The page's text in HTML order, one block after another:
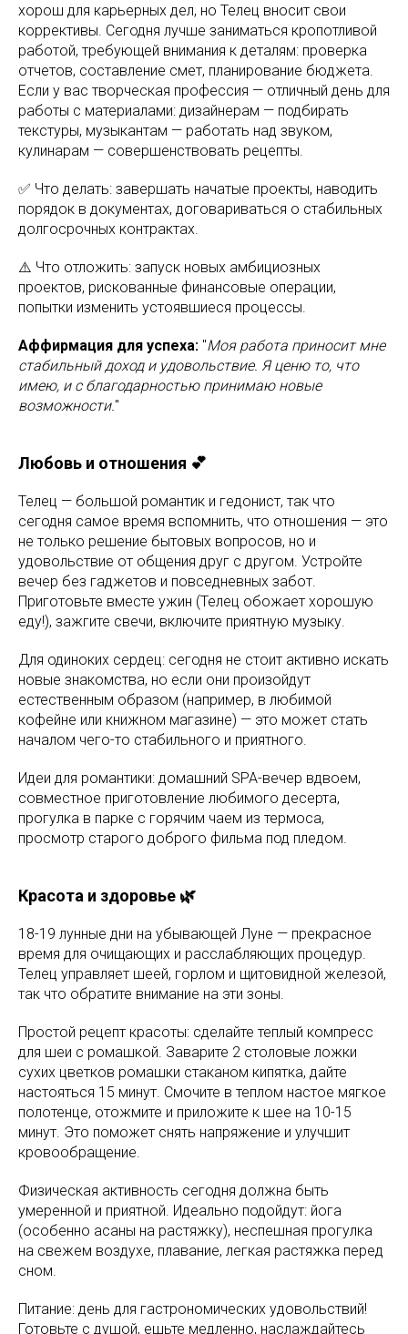
хорош для карьерных дел, но Телец вносит свои
коррективы. Сегодня лучше заниматься кропотливой
работой, требующей внимания к деталям: проверка
отчетов, составление смет, планирование бюджета.
Если у вас творческая профессия — отличный день для
работы с материалами: дизайнерам — подбирать
текстуры, музыкантам — работать над звуком,
кулинарам — совершенствовать рецепты.
✅ Что делать: завершать начатые проекты, наводить
порядок в документах, договариваться о стабильных
долгосрочных контрактах.
⚠️ Что отложить: запуск новых амбициозных
проектов, рискованные финансовые операции,
попытки изменить устоявшиеся процессы.
Аффирмация для успеха: "Моя работа приносит мне
стабильный доход и удовольствие. Я ценю то, что
имею, и с благодарностью принимаю новые
возможности. "
Любовь и отношения 💕
Телец — большой романтик и гедонист, так что
сегодня самое время вспомнить, что отношения — это
не только решение бытовых вопросов, но и
удовольствие от общения друг с другом. Устройте
вечер без гаджетов и повседневных забот.
Приготовьте вместе ужин (Телец обожает хорошую
еду!), зажгите свечи, включите приятную музыку.
Для одиноких сердец: сегодня не стоит активно искать
новые знакомства, но если они произойдут
естественным образом (например, в любимой
кофейне или книжном магазине) — это может стать
началом чего-то стабильного и приятного.
Идеи для романтики: домашний SPA-вечер вдвоем,
совместное приготовление любимого десерта,
прогулка в парке с горячим чаем из термоса,
просмотр старого доброго фильма под пледом.
Красота и здоровье 🌿
18-19 лунные дни на убывающей Луне — прекрасное
время для очищающих и расслабляющих процедур.
Телец управляет шеей, горлом и щитовидной железой,
так что обратите внимание на эти зоны.
Простой рецепт красоты: сделайте теплый компресс
для шеи с ромашкой. Заварите 2 столовые ложки
сухих цветков ромашки стаканом кипятка, дайте
настояться 15 минут. Смочите в теплом настое мягкое
полотенце, отожмите и приложите к шее на 10-15
минут. Это поможет снять напряжение и улучшит
кровообращение.
Физическая активность сегодня должна быть
умеренной и приятной. Идеально подойдут: йога
(особенно асаны на растяжку), неспешная прогулка
на свежем воздухе, плавание, легкая растяжка перед
сном.
Питание: день для гастрономических удовольствий!
Готовьте с душой, ешьте медленно, наслаждайтесь